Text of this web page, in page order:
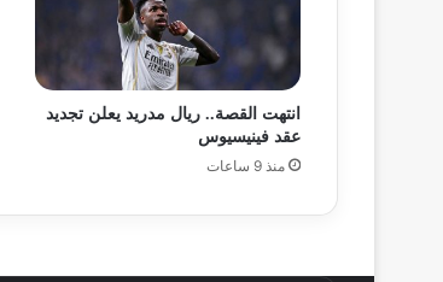
انتهت القصة.. ريال مدريد يعلن تجديد
عقد فينيسيوس
منذ 9 ساعات